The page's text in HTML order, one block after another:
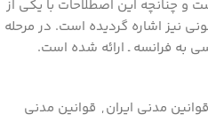
و چنانچه این اصطلاحات با یکی از
نیز اشاره گردیده است. در مرحله
به فرانسه ـ ارائه شده است.
قوانين مدني ايران, قوانين مدني